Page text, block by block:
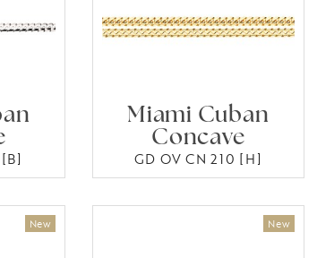
Miami Cuban
Concave
GD OV CN 210 [H]